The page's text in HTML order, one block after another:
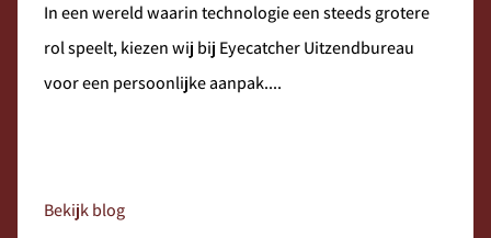
In een wereld waarin technologie een steeds grotere
rol speelt, kiezen wij bij Eyecatcher Uitzendbureau
voor een persoonlijke aanpak....
Bekijk blog